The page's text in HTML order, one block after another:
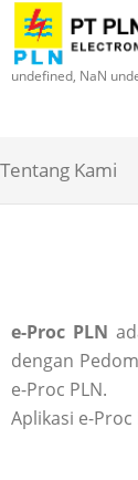
undefined, NaN
Tentang Kami
e-Proc PLN
dengan
e-Proc PLN.
Aplikasi e-